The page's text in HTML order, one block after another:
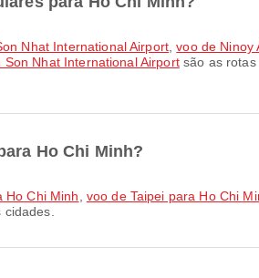
Nhat International Airport ,voo de Ninoy
Nhat International Airportsão as rotas
Ho Chi Minh?
Ho Chi Minh voo de Taipei para Ho Chi